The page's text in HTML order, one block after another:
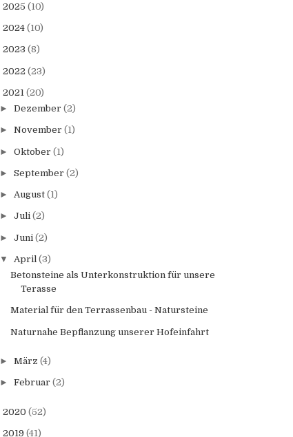
2025 (10)
2024 (10)
2023 (8)
2022 (23)
2021 (20)
► Dezember (2)
► November (1)
► Oktober (1)
► September (2)
► August (1)
► Juli (2)
► Juni (2)
▼ April (3)
Betonsteine als Unterkonstruktion für unsere
Terasse
Material für den Terrassenbau - Natursteine
Naturnahe Bepflanzung unserer Hofeinfahrt
► März (4)
► Februar (2)
2020 (52)
2019 (41)